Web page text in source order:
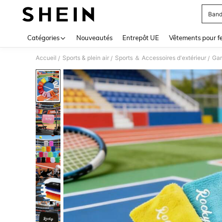
Catégories Nouveautés Entrepôt UE Vêtements pour
Accueil / Sports & plein air / Sports ＆ Accessoires d'extérieur /